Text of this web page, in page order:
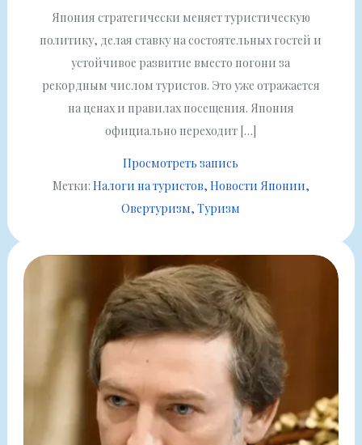
Япония стратегически меняет туристическую
политику, делая ставку на состоятельных гостей и
устойчивое развитие вместо погони за
рекордным числом туристов. Это уже отражается
на ценах и правилах посещения. Япония
официально переходит […]
Просмотреть запись
Метки: Налоги на туристов Новости Японии
Овертуризм Туризм